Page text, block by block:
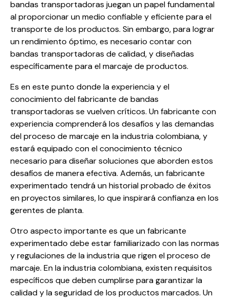
bandas transportadoras juegan un papel fundamental
al proporcionar un medio confiable y eficiente para el
transporte de los productos. Sin embargo, para lograr
un rendimiento óptimo, es necesario contar con
bandas transportadoras de calidad, y diseñadas
específicamente para el marcaje de productos.
Es en este punto donde la experiencia y el
conocimiento del fabricante de bandas
transportadoras se vuelven críticos. Un fabricante con
experiencia comprenderá los desafíos y las demandas
del proceso de marcaje en la industria colombiana, y
estará equipado con el conocimiento técnico
necesario para diseñar soluciones que aborden estos
desafíos de manera efectiva. Además, un fabricante
experimentado tendrá un historial probado de éxitos
en proyectos similares, lo que inspirará confianza en los
gerentes de planta.
Otro aspecto importante es que un fabricante
experimentado debe estar familiarizado con las normas
y regulaciones de la industria que rigen el proceso de
marcaje. En la industria colombiana, existen requisitos
específicos que deben cumplirse para garantizar la
calidad y la seguridad de los productos marcados. Un